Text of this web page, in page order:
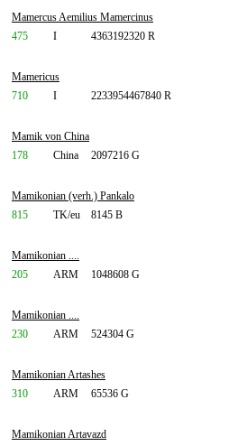
Mamercus Aemilius Mamercinus
475
I 4363192320 R
Mamericus
710
I 2233954467840 R
Mamik von China
178
China 2097216 G
Mamikonian (verh.) Pankalo
815
TK/eu 8145 B
Mamikonian ....
205
ARM 1048608 G
Mamikonian ....
230
ARM 524304 G
Mamikonian Artashes
310
ARM 65536 G
Mamikonian Artavazd